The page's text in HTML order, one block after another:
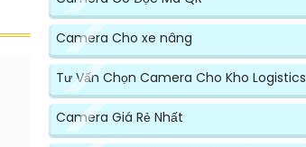
Camera Cho xe nâng
Tư Vấn Chọn Camera Cho Kho Logistics
Camera Giá Rẻ Nhất